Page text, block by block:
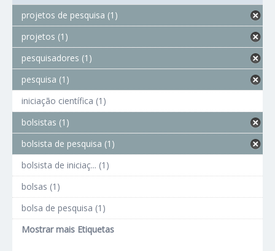
projetos de pesquisa (1)
projetos (1)
pesquisadores (1)
pesquisa (1)
iniciação científica (1)
bolsistas (1)
bolsista de pesquisa (1)
bolsista de iniciaç... (1)
bolsas (1)
bolsa de pesquisa (1)
Mostrar mais Etiquetas